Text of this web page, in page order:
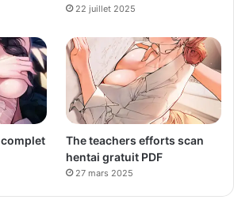
22 juillet 2025
complet
The teachers efforts scan
hentai gratuit PDF
27 mars 2025